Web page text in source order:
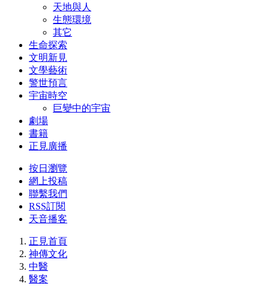
天地與人
生態環境
其它
生命探索
文明新見
文學藝術
警世預言
宇宙時空
巨變中的宇宙
劇場
書籍
正見廣播
按日瀏覽
網上投稿
聯繫我們
RSS訂閱
天音播客
正見首頁
神傳文化
中醫
醫案